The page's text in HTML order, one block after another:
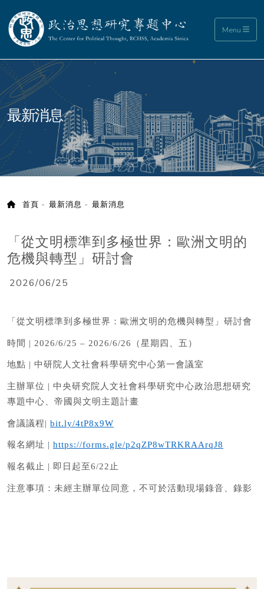
政治思想研究專題中心 Menu
:::
最新消息
首頁 最新消息 最新消息
「從文明標準到多極世界：歐洲文明的
危機與轉型」研討會
2026/06/25
「從文明標準到多極世界：歐洲文明的危機與轉型」研討會
時間 | 2026/6/25 – 2026/6/26 （星期四、五）
地點 | 中研院人文社會科學研究中心第一會議室
主辦單位 | 中央研究院人文社會科學研究中心政治思想研究
專題中心、帝國與文明主題計畫
會議議程| bit.ly/4tP8x9W
報名網址 | https://forms.gle/p2qZP8wTRKRAArqJ8
報名截止 | 即日起至6/22 止
注意事項：未經主辦單位同意，不可於活動現場錄音、錄影